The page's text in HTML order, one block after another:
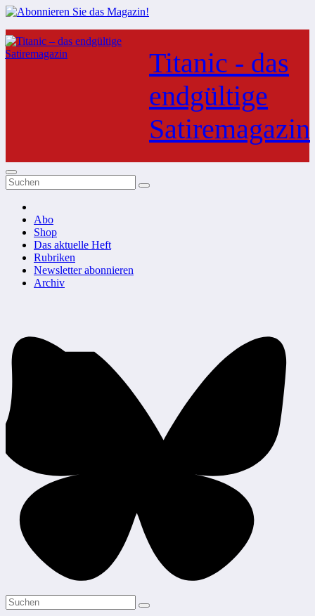
Zum
Inhalt
springen
Titanic - das
endgültige
Satiremagazin
Abo
Shop
Das aktuelle Heft
Rubriken
Newsletter abonnieren
Archiv